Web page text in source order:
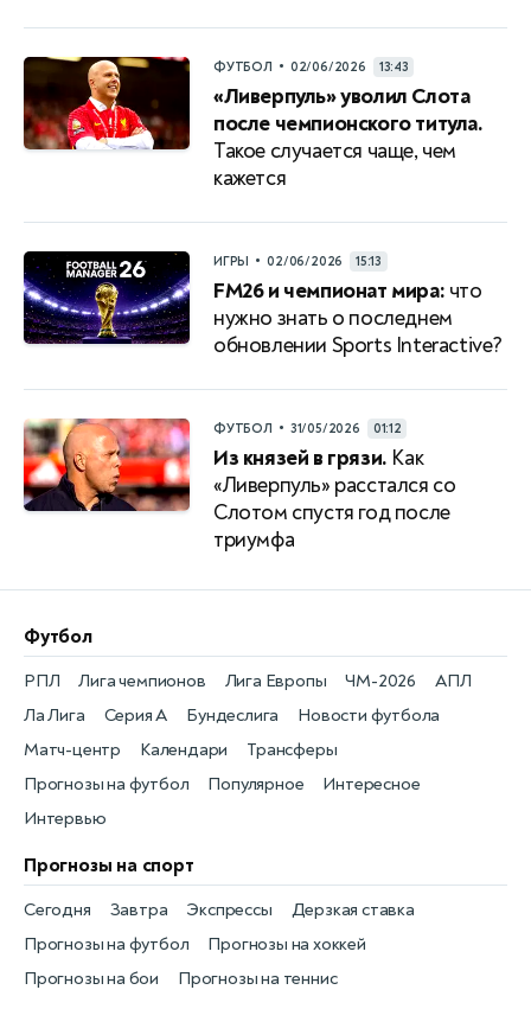
ФУТБОЛ • 02/06/2026 13:43
«Ливерпуль» уволил Слота
после чемпионского титула.
Такое случается чаще, чем
кажется
ИГРЫ • 02/06/2026 15:13
FM26 и чемпионат мира: что
нужно знать о последнем
обновлении Sports Interactive?
ФУТБОЛ • 31/05/2026 01:12
Из князей в грязи. Как
«Ливерпуль» расстался со
Слотом спустя год после
триумфа
Футбол
Новости футбола
РПЛ
Матч-центр
Лига чемпионов
Календари
Лига Европы
Трансферы
ЧМ-2026
Прогнозы на футбол
АПЛ
Популярное
Ла Лига
Интересное
Серия А
Интервью
Бундеслига
Прогнозы на спорт
Прогнозы на футбол
Сегодня
Прогнозы на хоккей
Завтра
Прогнозы на бои
Экспрессы
Прогнозы на теннис
Дерзкая ставка